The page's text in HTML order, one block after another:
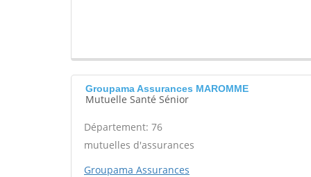
Groupama Assurances MAROMME
Mutuelle Santé Sénior
Département: 76
mutuelles d'assurances
Groupama Assurances